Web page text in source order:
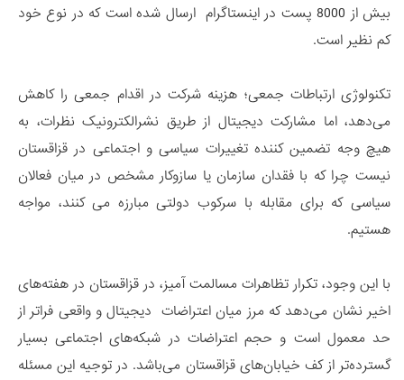
بیش از 8000 پست در اینستاگرام ارسال شده است که در نوع خود
کم نظیر است.
تکنولوژی ارتباطات جمعی؛ هزینه شرکت در اقدام جمعی را کاهش
می‌دهد، اما مشارکت دیجیتال از طریق نشرالکترونیک نظرات، به
هیچ وجه تضمین کننده تغییرات سیاسی و اجتماعی در قزاقستان
نیست چرا که با فقدان سازمان یا سازوکار مشخص در میان فعالان
سیاسی که برای مقابله با سرکوب دولتی مبارزه می کنند، مواجه
هستیم.
با این وجود، تکرار تظاهرات مسالمت آمیز، در قزاقستان در هفته‌های
اخیر نشان می‌دهد که مرز میان اعتراضات دیجیتال و واقعی فراتر از
حد معمول است و حجم اعتراضات در شبکه‌های اجتماعی بسیار
گسترده‌تر از کف خیابان‌های قزاقستان می‌باشد. در توجیه این مسئله